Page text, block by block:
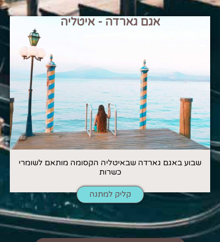
אגם גארדה - איטליה
שבוע באגם גארדה שבאיטליה הקסומה מותאם לשומרי
כשרות
קליק למתנה